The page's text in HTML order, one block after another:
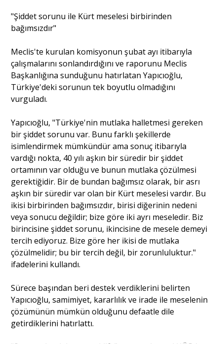
Ankara Analiz
"Şiddet sorunu ile Kürt meselesi birbirinden
bağımsızdır"
Meclis'te kurulan komisyonun şubat ayı itibarıyla
çalışmalarını sonlandırdığını ve raporunu Meclis
Başkanlığına sunduğunu hatırlatan Yapıcıoğlu,
Türkiye'deki sorunun tek boyutlu olmadığını
vurguladı.
Yapıcıoğlu, "Türkiye'nin mutlaka halletmesi gereken
bir şiddet sorunu var. Bunu farklı şekillerde
isimlendirmek mümkündür ama sonuç itibarıyla
vardığı nokta, 40 yılı aşkın bir süredir bir şiddet
ortamının var olduğu ve bunun mutlaka çözülmesi
gerektiğidir. Bir de bundan bağımsız olarak, bir asrı
aşkın bir süredir var olan bir Kürt meselesi vardır. Bu
ikisi birbirinden bağımsızdır, birisi diğerinin nedeni
veya sonucu değildir; bize göre iki ayrı meseledir. Biz
birincisine şiddet sorunu, ikincisine de mesele demeyi
tercih ediyoruz. Bize göre her ikisi de mutlaka
çözülmelidir; bu bir tercih değil, bir zorunluluktur."
ifadelerini kullandı.
Sürece başından beri destek verdiklerini belirten
Yapıcıoğlu, samimiyet, kararlılık ve irade ile meselenin
çözümünün mümkün olduğunu defaatle dile
getirdiklerini hatırlattı.